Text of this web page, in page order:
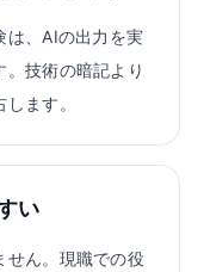
は、AIの出力を実
技術の暗記より
ます。
い
せん。現職での役